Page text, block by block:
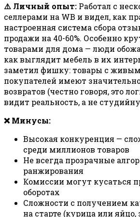
⚠️ Личный опыт: Работал с
селлерами на WB и видел, как
настроенная система сбора
продажи на 40-60%. Особенно
товарами для дома — люди
как выглядит мебель в их
заметил фишку: товары с
покупателей имеют
возвратов (честно говоря, это
видит реальность, а не
❌ Минусы:
Высокая конкуренция —
среди миллионов товаров
Не всегда прозрачные
ранжирования
Комиссии могут кусаться
оборотах
Сложности с получением
на старте (курица или